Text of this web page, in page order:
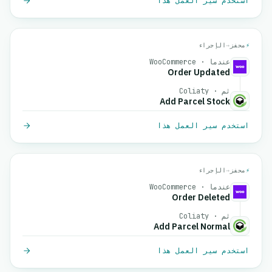
⚡ محفز →الإجراء
عندما · WooCommerce
Order Updated
ثم · Coliaty
Add Parcel Stock
استخدم سير العمل هذا
⚡ محفز →الإجراء
عندما · WooCommerce
Order Deleted
ثم · Coliaty
Add Parcel Normal
استخدم سير العمل هذا